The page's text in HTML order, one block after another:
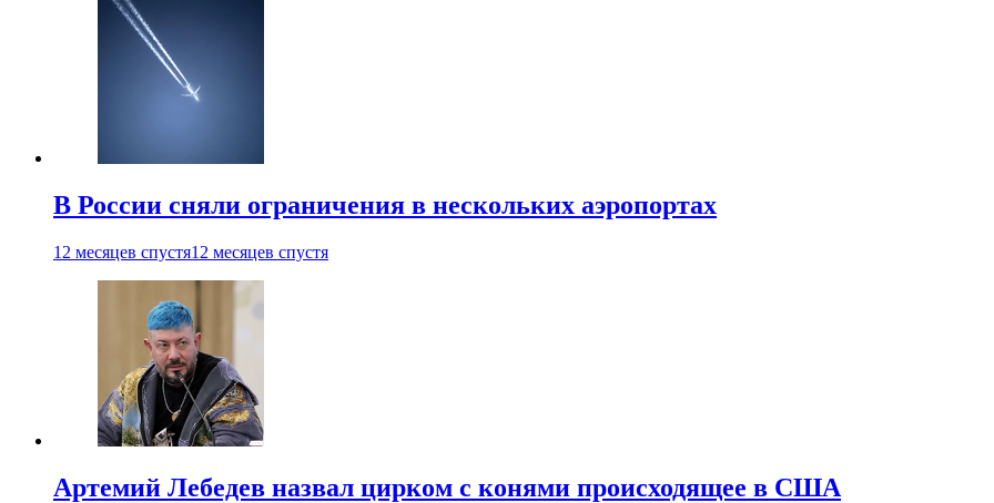
В России сняли ограничения в нескольких аэропортах
12 месяцев спустя12 месяцев спустя
Артемий Лебедев назвал цирком с конями происходящее в США